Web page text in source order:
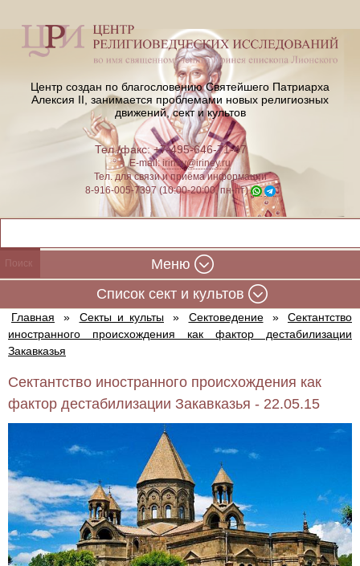
Центр создан по благословению Святейшего Патриарха
Алексия II, занимается проблемами новых религиозных
движений, сект и культов
Тел./факс: +7-495-646-71-47
E-mail:iriney@iriney.ru
Тел. для связи и приёма информации
8-916-005-7397 (10:00-20:00, пн-пт)
Меню
Cписок сект и культов
Главная » Секты и культы » Сектоведение »
Сектантство
иностранного происхождения как фактор дестабилизации
Закавказья
Сектантство иностранного происхождения как
фактор дестабилизации Закавказья - 22.05.15